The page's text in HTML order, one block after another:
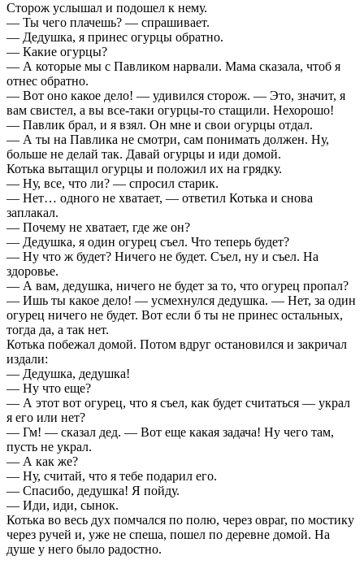
Сторож услышал и подошел к нему.
— Ты чего плачешь? — спрашивает.
— Дедушка, я принес огурцы обратно.
— Какие огурцы?
— А которые мы с Павликом нарвали. Мама сказала, чтоб я
отнес обратно.
— Вот оно какое дело! — удивился сторож. — Это, значит, я
вам свистел, а вы все-таки огурцы-то стащили. Нехорошо!
— Павлик брал, и я взял. Он мне и свои огурцы отдал.
— А ты на Павлика не смотри, сам понимать должен. Ну,
больше не делай так. Давай огурцы и иди домой.
Котька вытащил огурцы и положил их на грядку.
— Ну, все, что ли? — спросил старик.
— Нет… одного не хватает, — ответил Котька и снова
заплакал.
— Почему не хватает, где же он?
— Дедушка, я один огурец съел. Что теперь будет?
— Ну что ж будет? Ничего не будет. Съел, ну и съел. На
здоровье.
— А вам, дедушка, ничего не будет за то, что огурец пропал?
— Ишь ты какое дело! — усмехнулся дедушка. — Нет, за один
огурец ничего не будет. Вот если б ты не принес остальных,
тогда да, а так нет.
Котька побежал домой. Потом вдруг остановился и закричал
издали:
— Дедушка, дедушка!
— Ну что еще?
— А этот вот огурец, что я съел, как будет считаться — украл
я его или нет?
— Гм! — сказал дед. — Вот еще какая задача! Ну чего там,
пусть не украл.
— А как же?
— Ну, считай, что я тебе подарил его.
— Спасибо, дедушка! Я пойду.
— Иди, иди, сынок.
Котька во весь дух помчался по полю, через овраг, по мостику
через ручей и, уже не спеша, пошел по деревне домой. На
душе у него было радостно.